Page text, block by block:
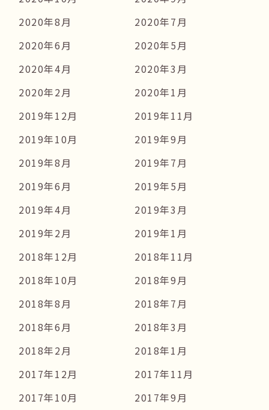
2020年8月
2020年7月
2020年6月
2020年5月
2020年4月
2020年3月
2020年2月
2020年1月
2019年12月
2019年11月
2019年10月
2019年9月
2019年8月
2019年7月
2019年6月
2019年5月
2019年4月
2019年3月
2019年2月
2019年1月
2018年12月
2018年11月
2018年10月
2018年9月
2018年8月
2018年7月
2018年6月
2018年3月
2018年2月
2018年1月
2017年12月
2017年11月
2017年10月
2017年9月